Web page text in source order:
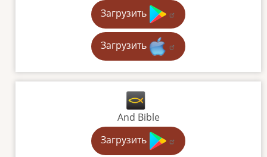
Загрузить
Загрузить
And Bible
Загрузить